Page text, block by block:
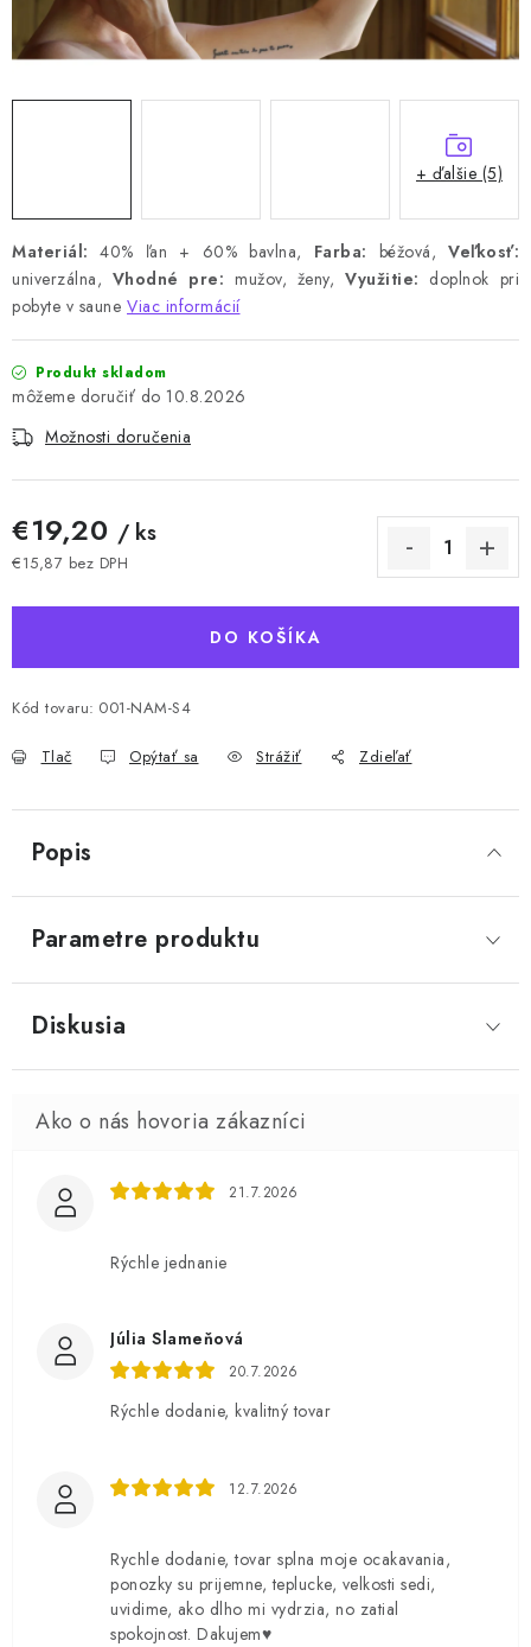
Materiál: 40% ľan + 60% bavlna, Farba: béžová, Veľkosť:
univerzálna, Vhodné pre: mužov, ženy,Využitie: doplnok pri
pobyte v saune Viac informácií
Produkt skladom
10.8.2026
Možnosti doručenia
€19,20 / ks
€15,87 bez DPH
DO KOŠÍKA
Kód tovaru: 001-NAM-S4
Tlač Opýtať sa Strážiť Zdieľať
+ ďalšie (5)
Popis
Parametre produktu
Diskusia
21.7.2026
Rýchle jednanie
Júlia Slameňová
20.7.2026
Rýchle dodanie, kvalitný tovar
12.7.2026
Rychle dodanie, tovar splna moje ocakavania,
ponozky su prijemne, teplucke, velkosti sedi,
uvidime, ako dlho mi vydrzia, no zatial
spokojnost. Dakujem♥️